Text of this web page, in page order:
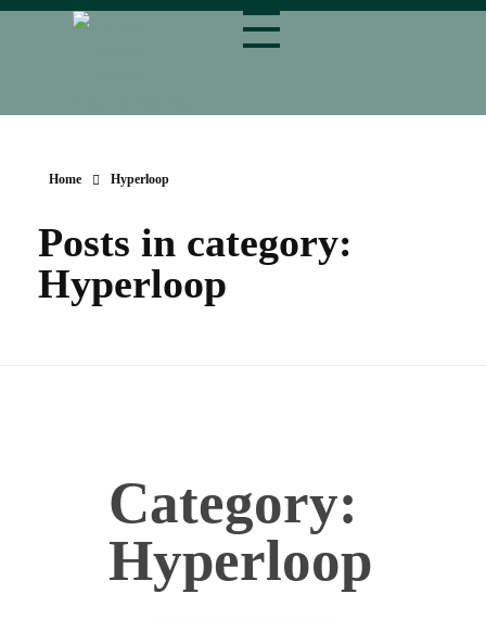
Home Hyperloop
Posts in category:
Hyperloop
Category:
Hyperloop